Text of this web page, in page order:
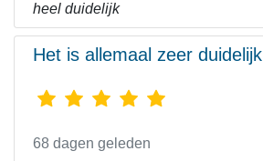
heel duidelijk
Het is allemaal zeer duidelijk
68 dagen geleden